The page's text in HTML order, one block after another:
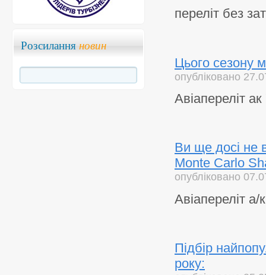
Розсилання новин
переліт без
Цього сезону
опубліковано
Авіапереліт
Ви ще досі не
Monte Carlo
опубліковано
Авіапереліт а/
Підбір
року: